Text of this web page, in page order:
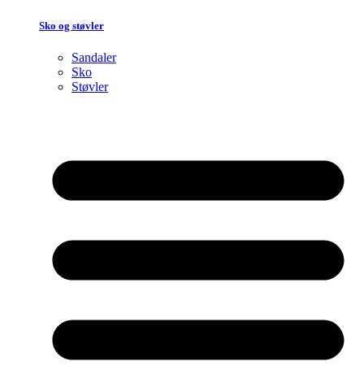
Sko og støvler
Sandaler
Sko
Støvler